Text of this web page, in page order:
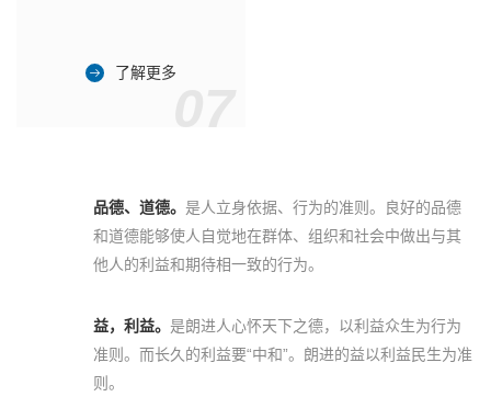
了解更多
品德、道德。 是人立身依据、行为的准则。良好的品德
和道德能够使人自觉地在群体、组织和社会中做出与其
他人的利益和期待相一致的行为。
益，利益。 是朗进人心怀天下之德，以利益众生为行为
准则。而长久的利益要“中和”。朗进的益以利益民生为准
则。